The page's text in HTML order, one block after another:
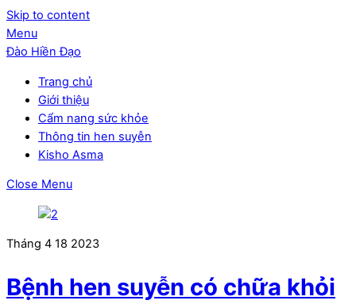
Skip to content
Menu
Đào Hiền Đạo
Trang chủ
Giới thiệu
Cẩm nang sức khỏe
Thông tin hen suyễn
Kisho Asma
Close Menu
Tháng 4 18 2023
Bệnh hen suyễn có chữa khỏi